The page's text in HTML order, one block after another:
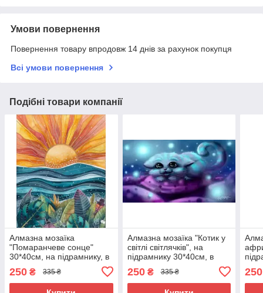
Умови повернення
Повернення товару впродовж 14 днів за рахунок покупця
Всі умови повернення
Подібні товари компанії
Алмазна мозаїка
"Помаранчеве сонце"
30*40см, на підрамнику, в
Dreamtoys
250 ₴ 335 ₴
Алмазна мозаїка "Котик у
світлі світлячків", на
підрамнику 30*40см, в
Dreamtoys
250₴ 335 ₴ 250